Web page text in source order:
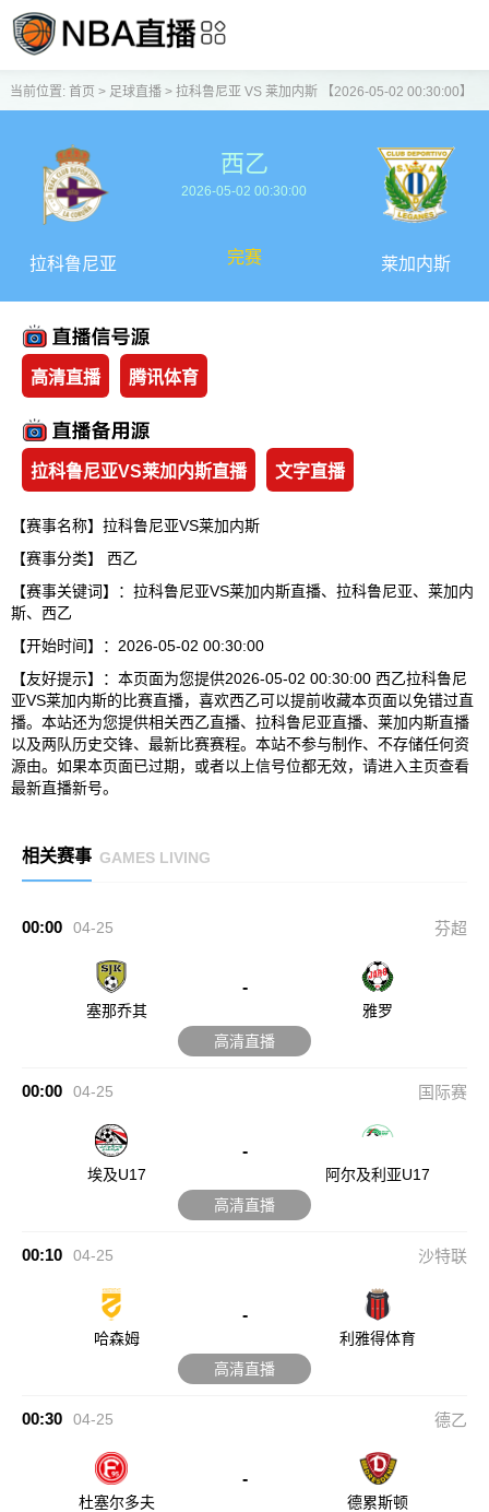
当前位置: 首页 > 足球直播> 拉科鲁尼亚 VS 莱加内斯 【2026-05-02 00:30:00】
拉科鲁尼亚
西乙
2026-05-02 00:30:00
完赛 莱加内斯
高清直播 腾讯体育
拉科鲁尼亚VS莱加内斯直播 文字直播
【赛事名称】拉科鲁尼亚VS莱加内斯
【赛事分类】 西乙
【赛事关键词】：拉科鲁尼亚VS莱加内斯直播、拉科鲁尼亚、莱加内
斯、西乙
【开始时间】：2026-05-02 00:30:00
【友好提示】：本页面为您提供2026-05-02 00:30:00 西乙拉科鲁尼
亚VS莱加内斯的比赛直播，喜欢西乙可以提前收藏本页面以免错过直
播。本站还为您提供相关西乙直播、拉科鲁尼亚直播、莱加内斯直播
以及两队历史交锋、最新比赛赛程。本站不参与制作、不存储任何资
源由。如果本页面已过期，或者以上信号位都无效，请进入主页查看
最新直播新号。
相关赛事 GAMES LIVING
00:00 04-25 芬超
塞那乔其
-
雅罗
高清直播
00:00 04-25 国际赛
埃及U17
-
阿尔及利亚U17
高清直播
00:10 04-25 沙特联
哈森姆
-
利雅得体育
高清直播
00:30 04-25 德乙
杜塞尔多夫
-
德累斯顿